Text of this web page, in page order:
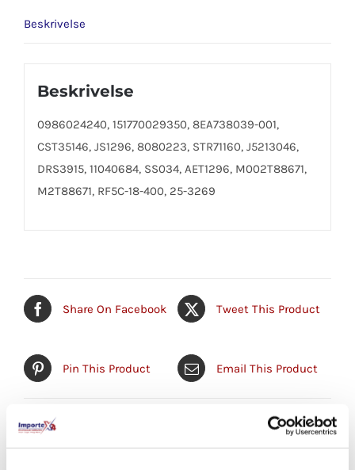
Beskrivelse
Beskrivelse
0986024240, 151770029350, 8EA738039-001,
CST35146, JS1296, 8080223, STR71160, J5213046,
DRS3915, 11040684, SS034, AET1296, M002T88671,
M2T88671, RF5C-18-400, 25-3269
Share On Facebook Tweet This Product
Pin This Product Email This Product